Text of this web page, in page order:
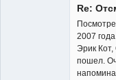
Re:
2007
Эрик
пошел.